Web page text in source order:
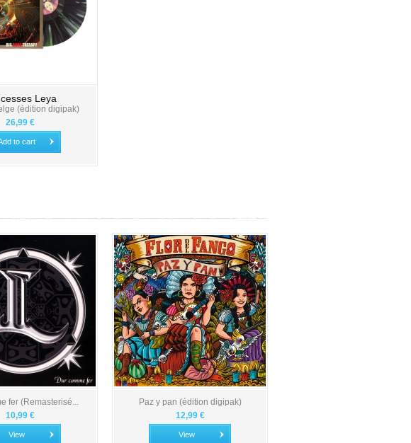
Leya
(édition digipak)
26,99 €
to cart
fer (Remasterisé...
10,99 €
View
Paz y pan (édition digipak)
12,99 €
View